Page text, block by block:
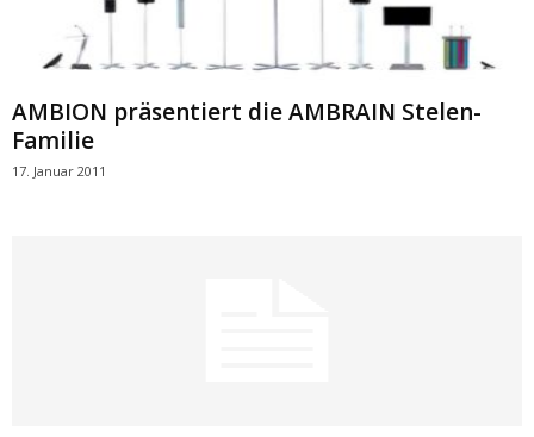
AMBION präsentiert die AMBRAIN Stelen-
Familie
17. Januar 2011